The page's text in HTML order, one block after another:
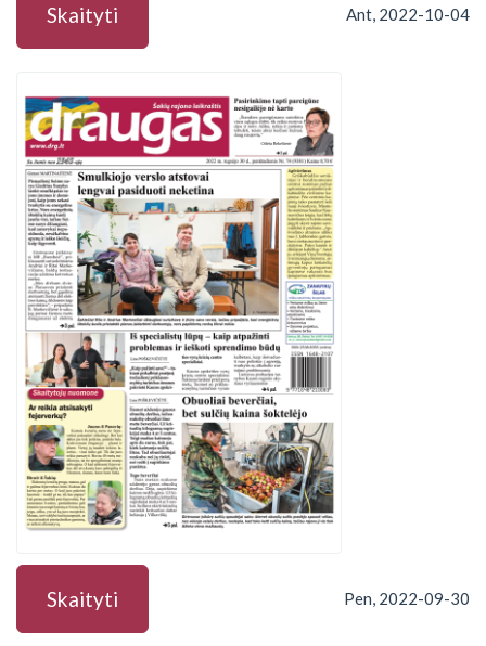
Skaityti Ant, 2022-10-04
Skaityti Pen, 2022-09-30